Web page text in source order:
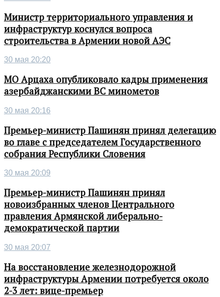
Министр территориального управления и
инфраструктур коснулся вопроса
строительства в Армении новой АЭС
30 мая 20:20
МО Арцаха опубликовало кадры применения
азербайджанскими ВС минометов
30 мая 20:16
Премьер-министр Пашинян принял делегацию
во главе с председателем Государственного
собрания Республики Словения
30 мая 20:09
Премьер-министр Пашинян принял
новоизбранных членов Центрального
правления Армянской либерально-
демократической партии
30 мая 20:07
На восстановление железнодорожной
инфраструктуры Армении потребуется около
2-3 лет: вице-премьер